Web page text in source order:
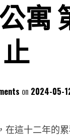
寓
2024-05-
這十二年的